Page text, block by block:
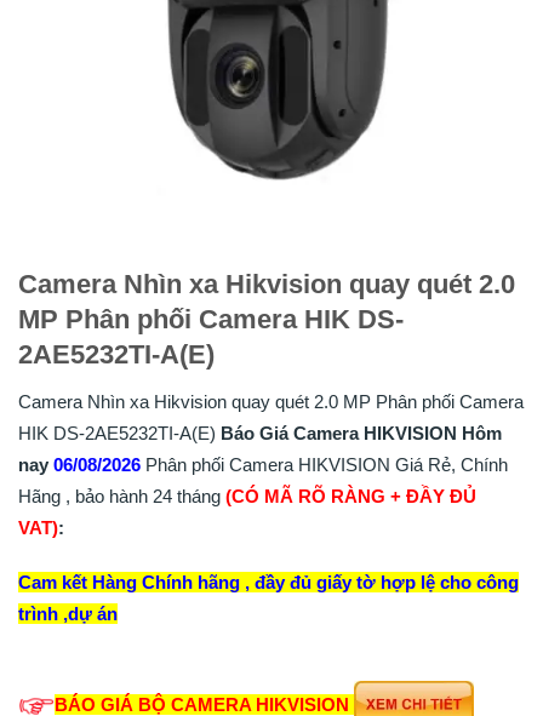
Camera Nhìn xa Hikvision quay quét 2.0
MP Phân phối Camera HIK DS-
2AE5232TI-A(E)
Camera Nhìn xa Hikvision quay quét 2.0 MP Phân phối Camera
HIK DS-2AE5232TI-A(E) Báo Giá Camera HIKVISION Hôm
nay 06/08/2026 Phân phối Camera HIKVISION Giá Rẻ, Chính
Hãng , bảo hành 24 tháng (CÓ MÃ RÕ RÀNG + ĐẦY ĐỦ
VAT):
Cam kết Hàng Chính hãng , đầy đủ giấy tờ hợp lệ cho công
trình ,dự án
BÁO GIÁ BỘ CAMERA HIKVISION